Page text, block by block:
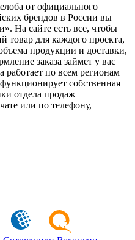
от официального
брендов в России вы
На сайте есть все, чтобы
товар для каждого проекта,
продукции и доставки,
заказа займет у вас
работает по всем регионам
собственная
отдела продаж
или по телефону,